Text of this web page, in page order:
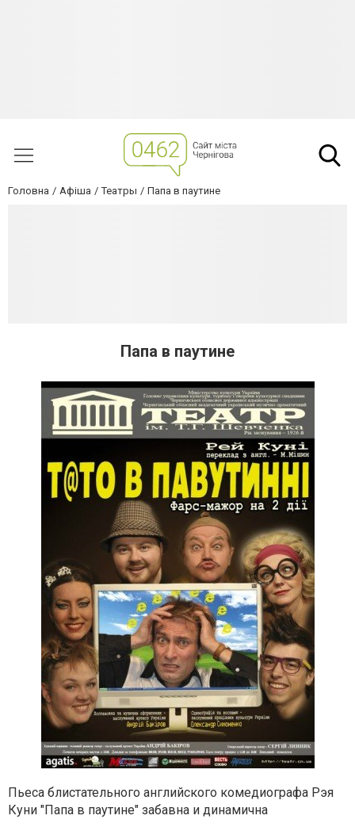
Головна Афіша Театры Папа в паутине
Папа в паутине
Пьеса блистательного английского комедиографа Рэя
Куни "Папа в паутине" забавна и динамична